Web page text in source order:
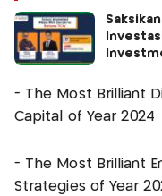
- The Most Brilliant
Capital of Year 2024
- The Most Brilliant
Strategies of Year